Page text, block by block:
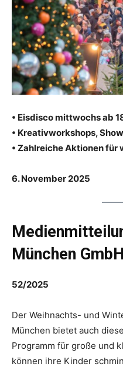
• Eisdisco mittwochs ab
• Kreativworkshops,
• Zahlreiche Aktionen
6. November 2025
München GmbH
52/2025
Der Weihnachts- und
München bietet auch
Programm für große und
können ihre Kinder